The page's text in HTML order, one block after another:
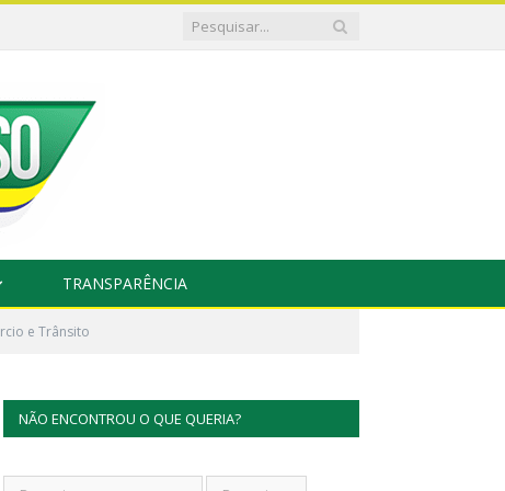
TRANSPARÊNCIA
e Trânsito
NÃO ENCONTROU O QUE QUERIA?